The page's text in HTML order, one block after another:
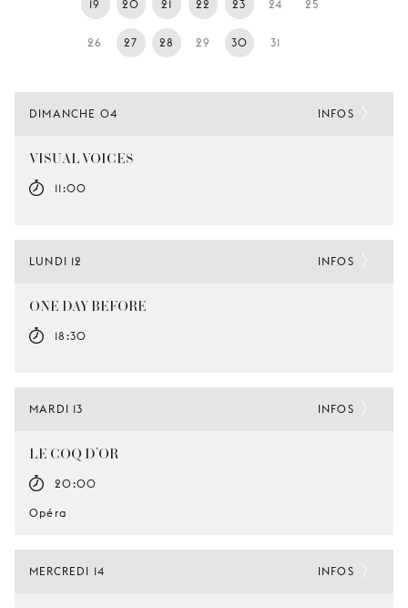
NOUS
SOUTENIR
19 20 21 22 23 24 25
26 27 28 29 30 31
DIMANCHE 04
VISUAL VOICES
11:00
INFOS
LUNDI 12
ONE DAY BEFORE
18:30
INFOS
MARDI 13
LE COQ D’OR
20:00
Opéra
INFOS
MERCREDI 14 INFOS